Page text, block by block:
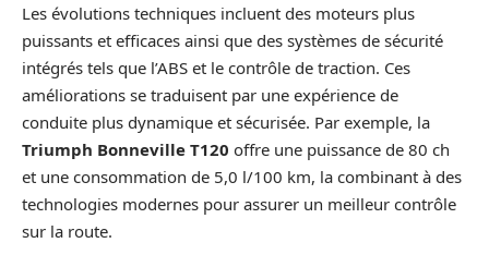
Les évolutions techniques incluent des moteurs plus
puissants et efficaces ainsi que des systèmes de sécurité
intégrés tels que l’ABS et le contrôle de traction. Ces
améliorations se traduisent par une expérience de
conduite plus dynamique et sécurisée. Par exemple, la
Triumph Bonneville T120 offre une puissance de 80 ch
et une consommation de 5,0 l/100 km, la combinant à des
technologies modernes pour assurer un meilleur contrôle
sur la route.